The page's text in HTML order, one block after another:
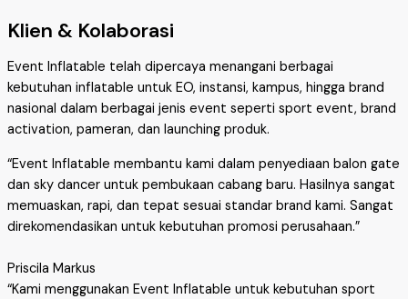
Klien & Kolaborasi
Event Inflatable telah dipercaya menangani berbagai
kebutuhan inflatable untuk EO, instansi, kampus, hingga brand
nasional dalam berbagai jenis event seperti sport event, brand
activation, pameran, dan launching produk.
“Event Inflatable membantu kami dalam penyediaan balon gate
dan sky dancer untuk pembukaan cabang baru. Hasilnya sangat
memuaskan, rapi, dan tepat sesuai standar brand kami. Sangat
direkomendasikan untuk kebutuhan promosi perusahaan.”
Priscila Markus
“Kami menggunakan Event Inflatable untuk kebutuhan sport